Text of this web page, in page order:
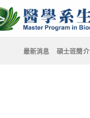
最新消息 碩士班簡介